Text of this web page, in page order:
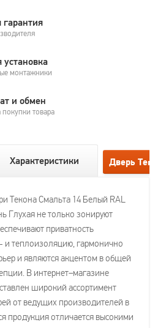
установка
монтажники
и обмен
товара
Характеристики
Текона Смальта 14 Белый RAL
Глухая не только зонируют
приватность
и теплоизоляцию, гармонично
и являются акцентом в общей
В интернет–магазине
широкий ассортимент
от ведущих производителей в
продукция отличается высокими